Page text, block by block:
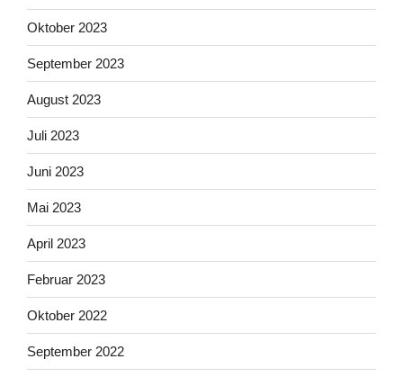
Oktober 2023
September 2023
August 2023
Juli 2023
Juni 2023
Mai 2023
April 2023
Februar 2023
Oktober 2022
September 2022